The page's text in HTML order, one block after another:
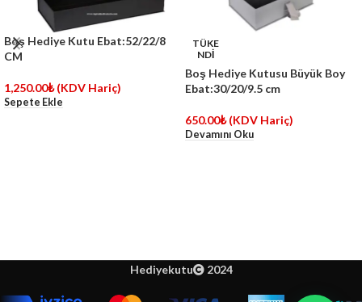
Boş Hediye Kutu Ebat:52/22/8
CM
1,250.00₺ (KDV Hariç)
Sepete Ekle
TÜKE
NDİ
Boş Hediye Kutusu Büyük Boy
Ebat:30/20/9.5 cm
650.00₺ (KDV Hariç)
Devamını Oku
Hediyekutu 2024